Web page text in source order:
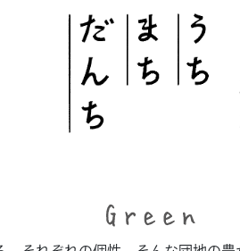
このサイトについて